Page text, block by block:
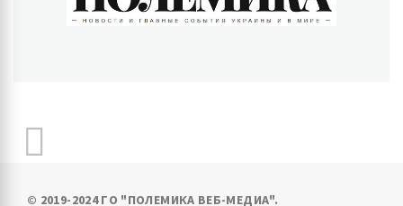
© 2019-2024 ГО "ПОЛЕМИКА ВЕБ-МЕДИА".